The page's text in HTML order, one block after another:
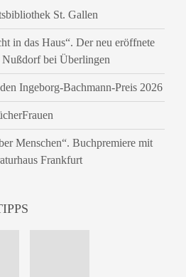
St. Gallen
in das Haus“. Der neu eröffnete
bei Überlingen
Ingeborg-Bachmann-Preis 2026
Menschen“. Buchpremiere mit
Frankfurt